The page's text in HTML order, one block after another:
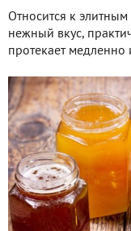
Относится к
нежный вкус,
протекает медленно